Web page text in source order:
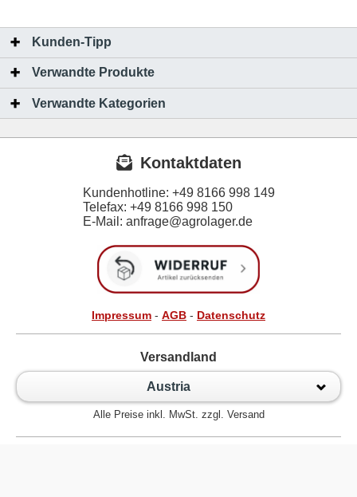
Kunden-Tipp
Verwandte Produkte
Verwandte Kategorien
Kontaktdaten
Kundenhotline: +49 8166 998 149
Telefax: +49 8166 998 150
E-Mail: anfrage@agrolager.de
Impressum - AGB - Datenschutz
Versandland
Austria
Alle Preise inkl. MwSt. zzgl. Versand